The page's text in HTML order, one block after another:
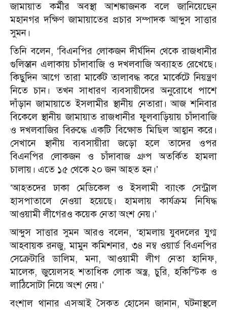
জামায়াত কর্মীর অবস্থা আশঙ্কাজনক বলে জানিয়েছেন
মহানগর দক্ষিণ জামায়াতের প্রচার সম্পাদক আব্দুস সাত্তার
সুমন।
তিনি বলেন, ‘বিএনপির লোকজন দীর্ঘদিন থেকে রাজধানীর
গুলিস্তান এলাকায় চাঁদাবাজি ও দখলবাজি অব্যাহত রেখেছে।
কিছুদিন আগে তারা মার্কেট তালাবদ্ধ করে মার্কেটে নিয়ন্ত্রণ
নিতে চান। তখন সাধারণ ব্যবসায়ীদের অনুরোধে পাশে
দাঁড়ান জামায়াতে ইসলামীর স্থানীয় নেতারা। আজ শনিবার
বিকেলে স্থানীয় জামায়াত রাজধানীর ফুলবাড়িয়ায় চাঁদাবাজি
ও দখলবাজির বিরুদ্ধে একটি বিক্ষোভ মিছিল আহ্বান করে।
সেখানে স্থানীয় ব্যবসায়ীরা জড়ো হলে তাদের ওপর
বিএনপির লোকজন ও চাঁদাবাজ গ্রুপ অতর্কিত হামলা
চালায়। এতে ১৫ থেকে ২০ জন আহত হন।’
‘আহতদের ঢাকা মেডিকেল ও ইসলামী ব্যাংক সেন্ট্রাল
হাসপাতালে নেওয়া হয়েছে। হামলায় কার্যক্রম নিষিদ্ধ
আওয়ামী লীগেরও কয়েক নেতা অংশ নেয়।’
আব্দুস সাত্তার সুমন আরও বলেন, ‘হামলায় যুবদলের যুগ্ম
আহবায়ক রনজু, মামুন কমিশনার, ৩৪ নম্ব ওয়ার্ড বিএনপির
সেক্রেটারি ডালিম, মনা, আওয়ামী লীগ নেতা হানিফ,
মালেক, জুয়েলসহ শতাধিক লোক অস্ত্র, চুরি, হকিস্টিক ও
লাঠিসোটা নিয়ে অংশ নেয়।’
বংশাল থানার এসআই সৈকত হোসেন জানান, ঘটনাস্থলে